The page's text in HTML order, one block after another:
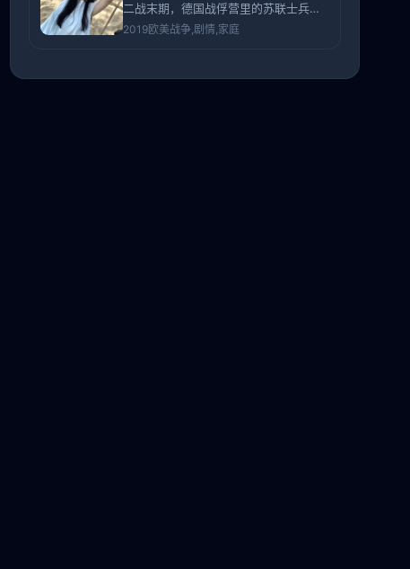
二战末期，德国战俘营里的苏联士兵越狱，徒步3500公里寻找战火中失散的女儿。
2019欧美战争,剧情,家庭